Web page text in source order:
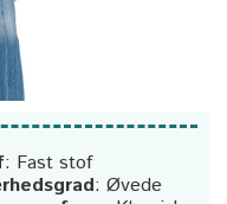
: Fast stof
: Øvede